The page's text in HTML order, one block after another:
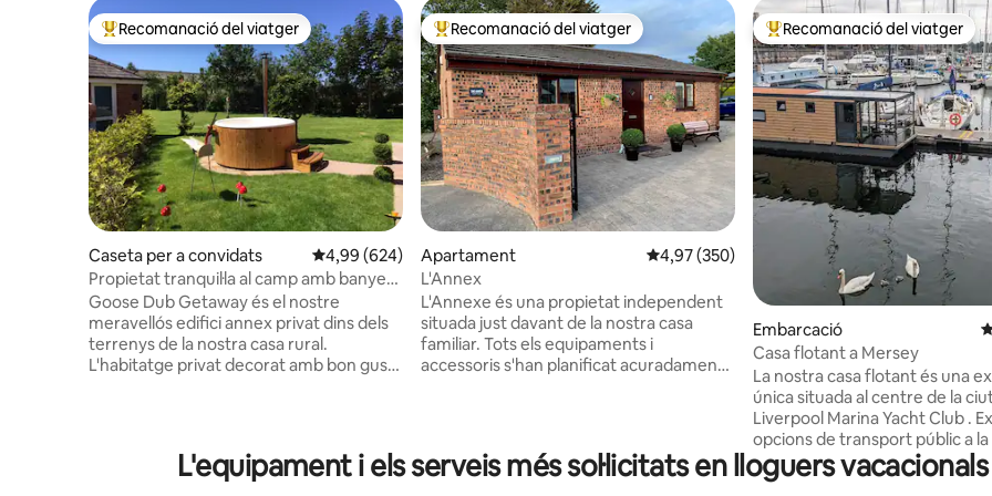
Principals recomanacions dels viatgers
Recomanació del viatger
Caseta per a convidats 4,99 de puntuació mitjana d'un total de 5; 624 avaluacions
4,99 (624)
Propietat tranquil·la al camp amb banyera
d'hidromassatge sueca
Goose Dub Getaway és el nostre
meravellós edifici annex privat dins dels
terrenys de la nostra casa rural.
L'habitatge privat decorat amb bon gust
a través d'una estufa de llenya, sense
elèctrica, sense bombolles, pau i
Principals recomanacions dels viatgers
Recomanació del viatger
Apartament 4,97 de puntuació mitjana d'un total de 5; 350
4,97 (350)
L'Annex
L'Annexe és una propietat independent
situada just davant de la nostra casa
familiar. Tots els equipaments i
accessoris s'han planificat acuradament
d'estar oberta amb televisor intel·ligent,
llar de foc per a nits acollidores i
Principals recomanacions dels
Recomanació del viatger
Embarcació
Casa flotant a Mersey
La nostra casa flotant és una
única situada al centre de la
Liverpool Marina Yacht Club . Excel·lents
opcions de transport públic a
casa i una gran quantitat de
restaurants, botigues i
L'equipament i els serveis més sol·licitats en lloguers